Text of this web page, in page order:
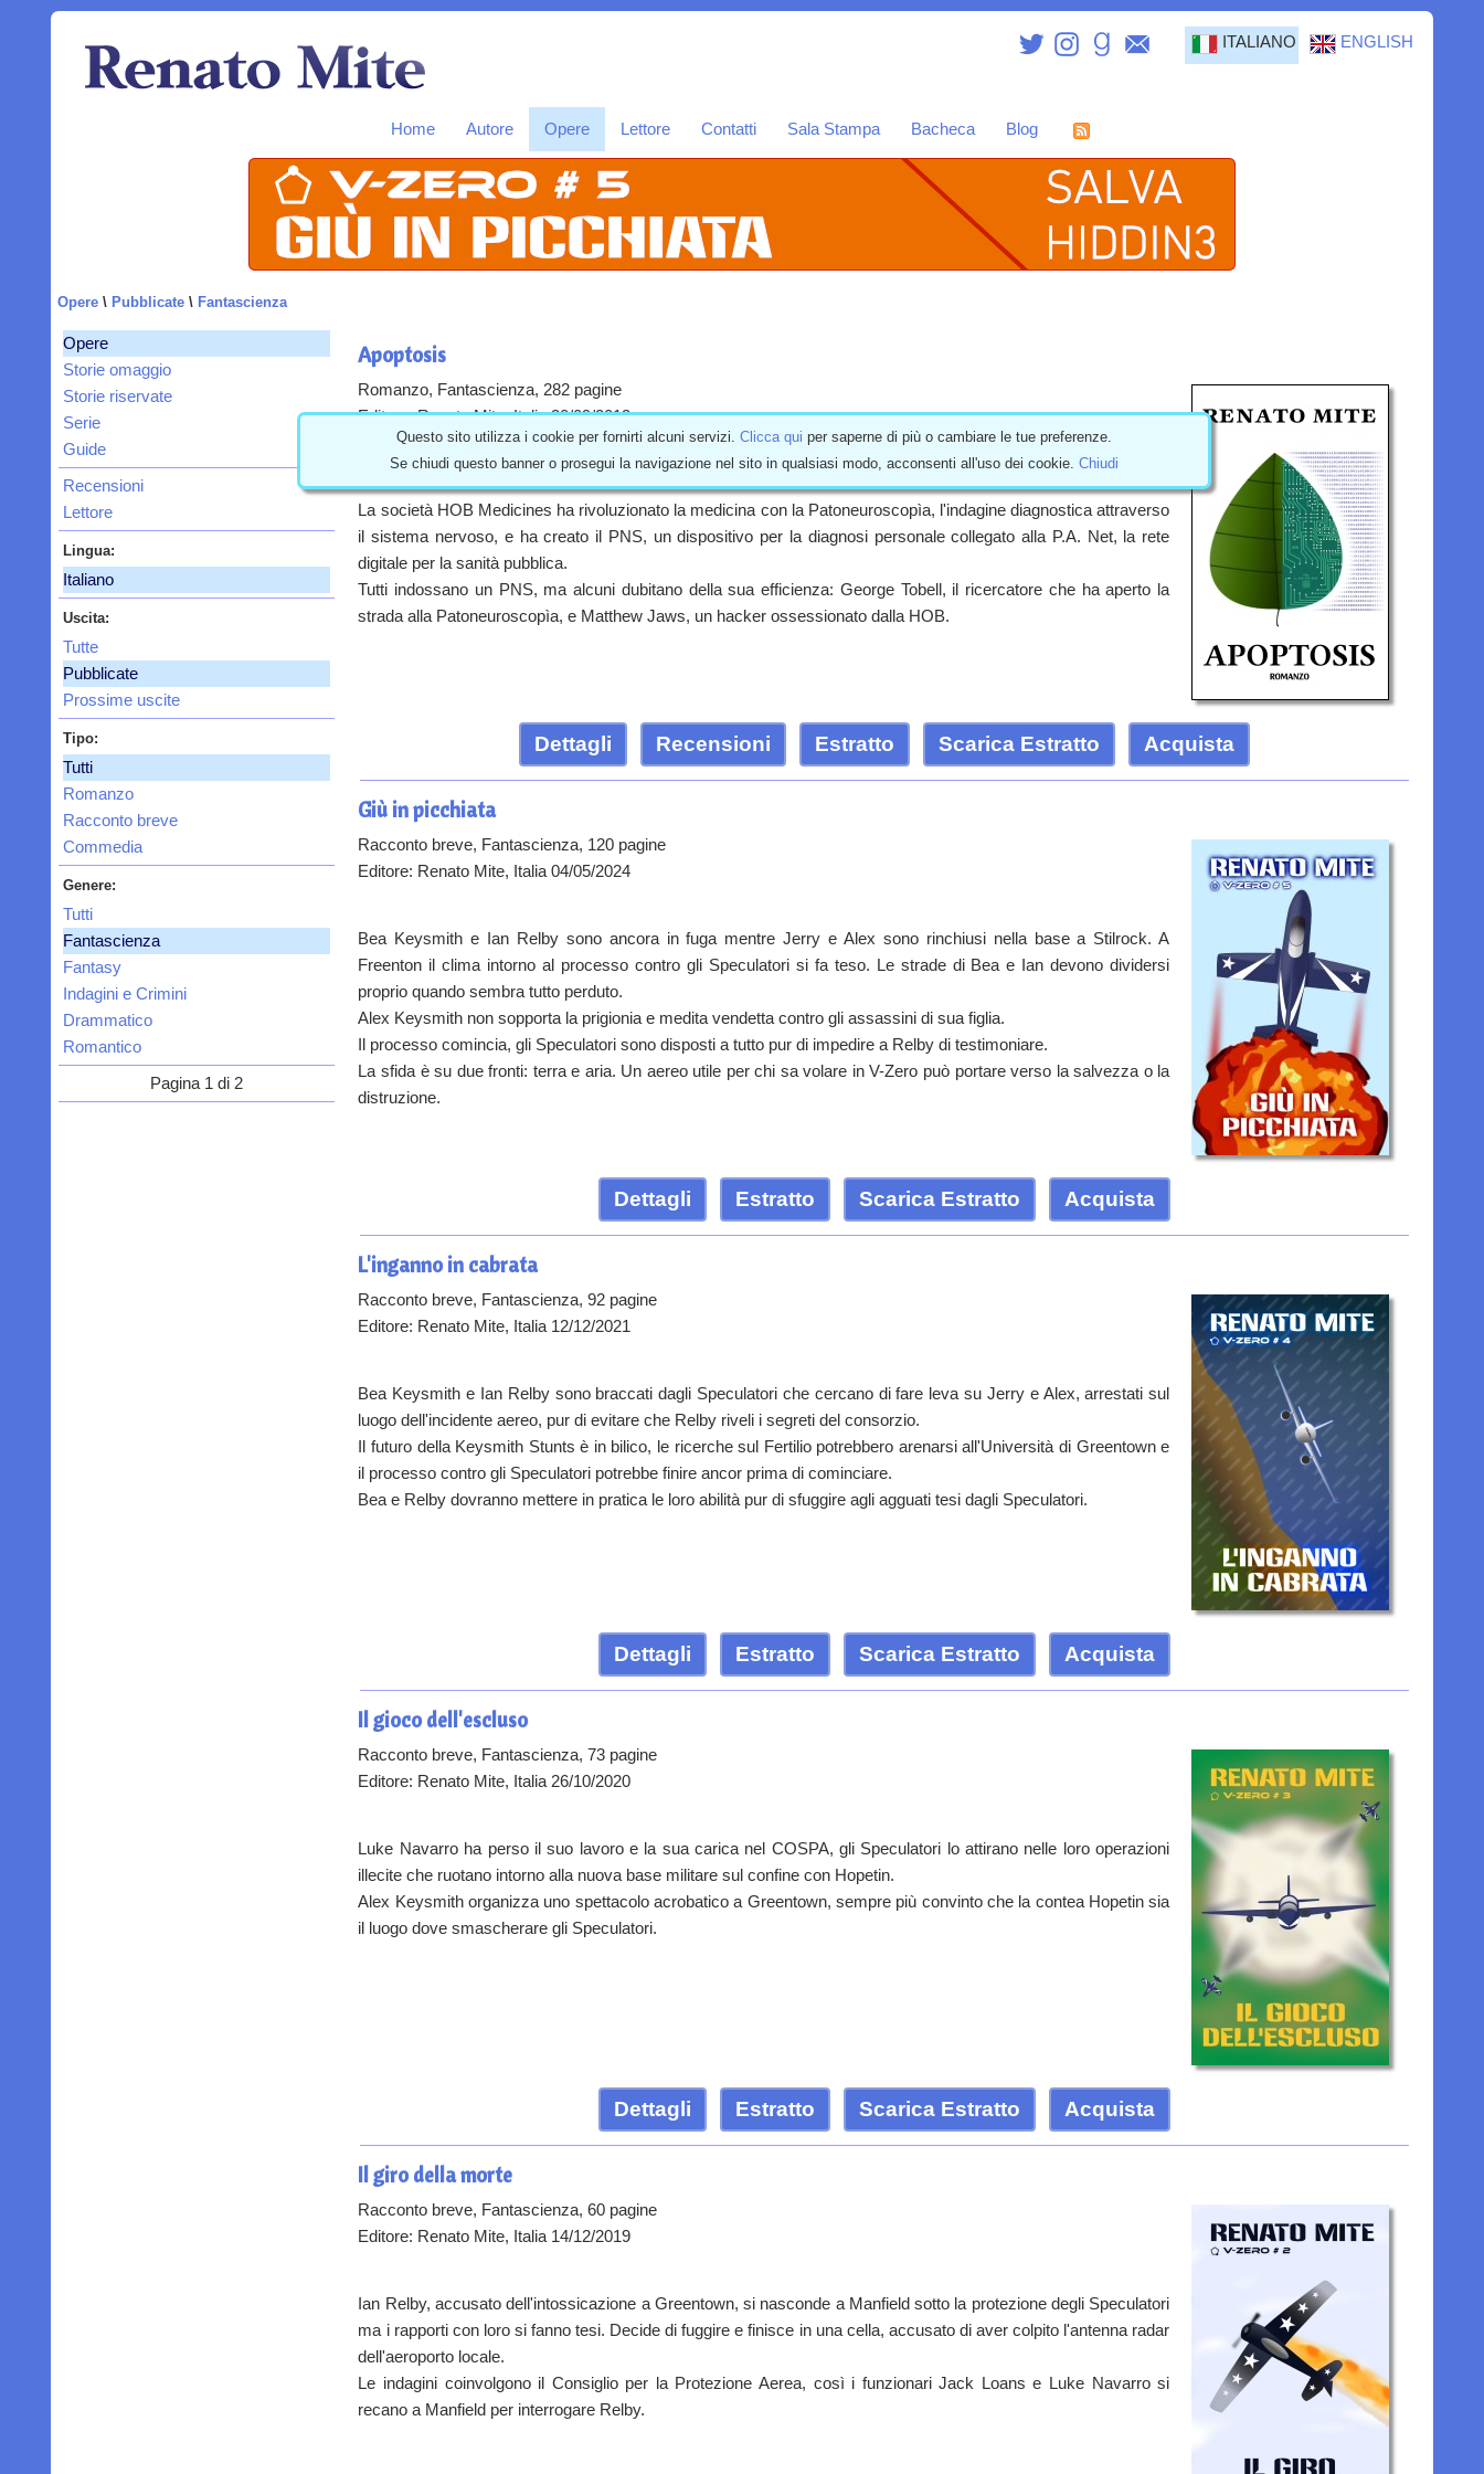
ITALIANO ENGLISH
Home Autore Opere Lettore Contatti Sala Stampa Bacheca Blog
Opere\ Pubblicate\ Fantascienza
Opere
Storie omaggio
Storie riservate
Serie
Guide
Recensioni
Lettore
Lingua:
Italiano
Uscita:
Tutte
Pubblicate
Prossime uscite
Tipo:
Tutti
Romanzo
Racconto breve
Commedia
Genere:
Tutti
Fantascienza
Fantasy
Indagini e Crimini
Drammatico
Romantico
Pagina 1 di 2
Apoptosis
Romanzo, Fantascienza, 282 pagine
Editore: Renato Mite, Italia 30/09/2013
ISBN: 9781984952752
La società HOB Medicines ha rivoluzionato la medicina con la Patoneuroscopìa, l'indagine diagnostica attraverso
il sistema nervoso, e ha creato il PNS, un dispositivo per la diagnosi personale collegato alla P.A. Net, la rete
digitale per la sanità pubblica.
Tutti indossano un PNS, ma alcuni dubitano della sua efficienza: George Tobell, il ricercatore che ha aperto la
strada alla Patoneuroscopìa, e Matthew Jaws, un hacker ossessionato dalla HOB.
Dettagli Recensioni Estratto Scarica Estratto Acquista
Giù in picchiata
Racconto breve, Fantascienza, 120 pagine
Editore: Renato Mite, Italia 04/05/2024
Bea Keysmith e Ian Relby sono ancora in fuga mentre Jerry e Alex sono rinchiusi nella base a Stilrock. A
Freenton il clima intorno al processo contro gli Speculatori si fa teso. Le strade di Bea e Ian devono dividersi
proprio quando sembra tutto perduto.
Alex Keysmith non sopporta la prigionia e medita vendetta contro gli assassini di sua figlia.
Il processo comincia, gli Speculatori sono disposti a tutto pur di impedire a Relby di testimoniare.
La sfida è su due fronti: terra e aria. Un aereo utile per chi sa volare in V-Zero può portare verso la salvezza o la
distruzione.
Dettagli Estratto Scarica Estratto Acquista
L'inganno in cabrata
Racconto breve, Fantascienza, 92 pagine
Editore: Renato Mite, Italia 12/12/2021
Bea Keysmith e Ian Relby sono braccati dagli Speculatori che cercano di fare leva su Jerry e Alex, arrestati sul
luogo dell'incidente aereo, pur di evitare che Relby riveli i segreti del consorzio.
Il futuro della Keysmith Stunts è in bilico, le ricerche sul Fertilio potrebbero arenarsi all'Università di Greentown e
il processo contro gli Speculatori potrebbe finire ancor prima di cominciare.
Bea e Relby dovranno mettere in pratica le loro abilità pur di sfuggire agli agguati tesi dagli Speculatori.
Dettagli Estratto Scarica Estratto Acquista
Il gioco dell'escluso
Racconto breve, Fantascienza, 73 pagine
Editore: Renato Mite, Italia 26/10/2020
Luke Navarro ha perso il suo lavoro e la sua carica nel COSPA, gli Speculatori lo attirano nelle loro operazioni
illecite che ruotano intorno alla nuova base militare sul confine con Hopetin.
Alex Keysmith organizza uno spettacolo acrobatico a Greentown, sempre più convinto che la contea Hopetin sia
il luogo dove smascherare gli Speculatori.
Dettagli Estratto Scarica Estratto Acquista
Il giro della morte
Racconto breve, Fantascienza, 60 pagine
Editore: Renato Mite, Italia 14/12/2019
Ian Relby, accusato dell'intossicazione a Greentown, si nasconde a Manfield sotto la protezione degli Speculatori
ma i rapporti con loro si fanno tesi. Decide di fuggire e finisce in una cella, accusato di aver colpito l'antenna radar
dell'aeroporto locale.
Le indagini coinvolgono il Consiglio per la Protezione Aerea, così i funzionari Jack Loans e Luke Navarro si
recano a Manfield per interrogare Relby.
Questo sito utilizza i cookie per fornirti alcuni servizi. Clicca qui per saperne di più o cambiare le tue preferenze.
Se chiudi questo banner o prosegui la navigazione nel sito in qualsiasi modo, acconsenti all'uso dei cookie. Chiudi